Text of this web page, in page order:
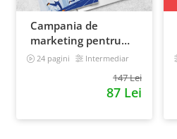
Campania de
marketing pentru
magazinul tau
24 pagini Intermediar
147 Lei
87 Lei